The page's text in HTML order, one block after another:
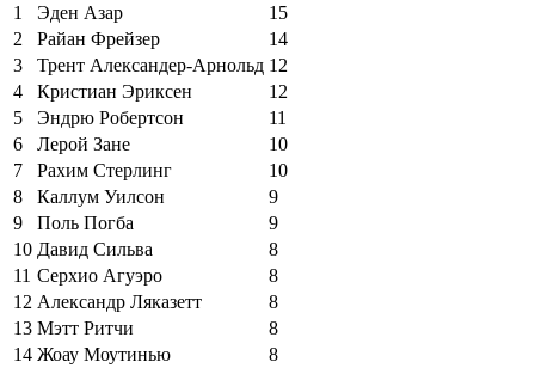
1
Эден Азар
15
2
Райан Фрейзер
14
3
Трент Александер-Арнольд 12
4
Кристиан Эриксен
12
5
Эндрю Робертсон
11
6
Лерой Зане
10
7
Рахим Стерлинг
10
8
Каллум Уилсон
9
9
Поль Погба
9
10 Давид Сильва
8
11 Серхио Агуэро
8
12 Александр Ляказетт
8
13 Мэтт Ритчи
8
14 Жоау Моутинью
8